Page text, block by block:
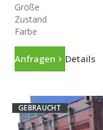
Größe
Zustand
Farbe
Anfragen Details
GEBRAUCHT